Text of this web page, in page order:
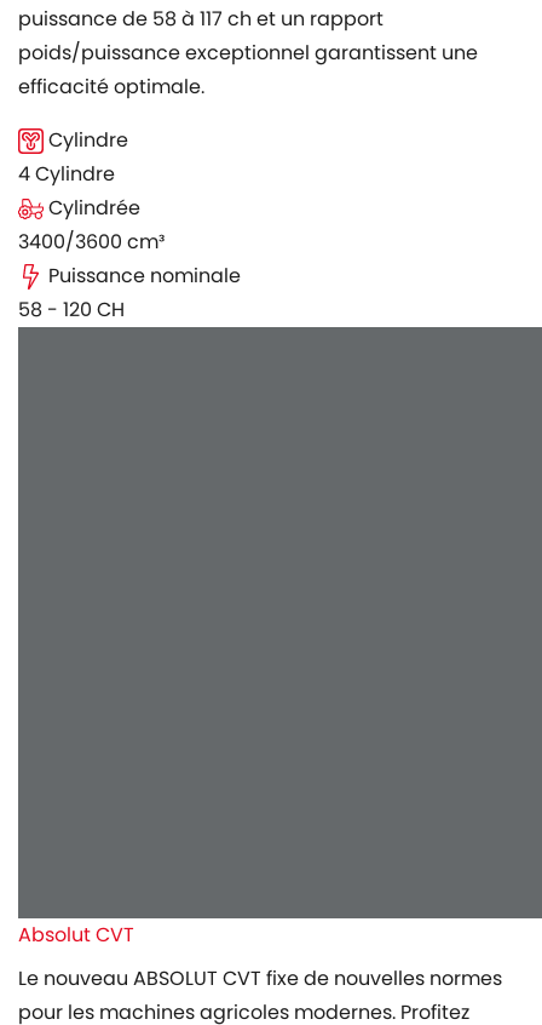
puissance de 58 à 117 ch et un rapport
poids/puissance exceptionnel garantissent une
efficacité optimale.
Cylindre
4 Cylindre
Cylindrée
3400/3600 cm³
Puissance nominale
58 - 120 CH
Absolut CVT
Le nouveau ABSOLUT CVT fixe de nouvelles normes
pour les machines agricoles modernes. Profitez